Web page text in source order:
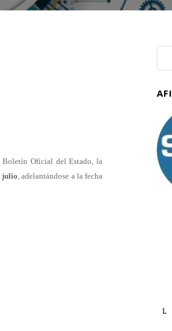
Oficial del Estado, la
julio, adelantándose a la fecha
L